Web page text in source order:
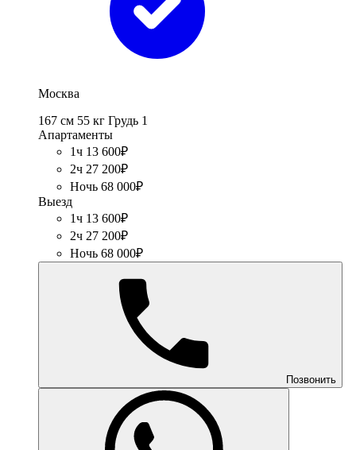
Москва
167 см 55 кг Грудь 1
Апартаменты
1ч 13 600₽
2ч 27 200₽
Ночь 68 000₽
Выезд
1ч 13 600₽
2ч 27 200₽
Ночь 68 000₽
Позвонить